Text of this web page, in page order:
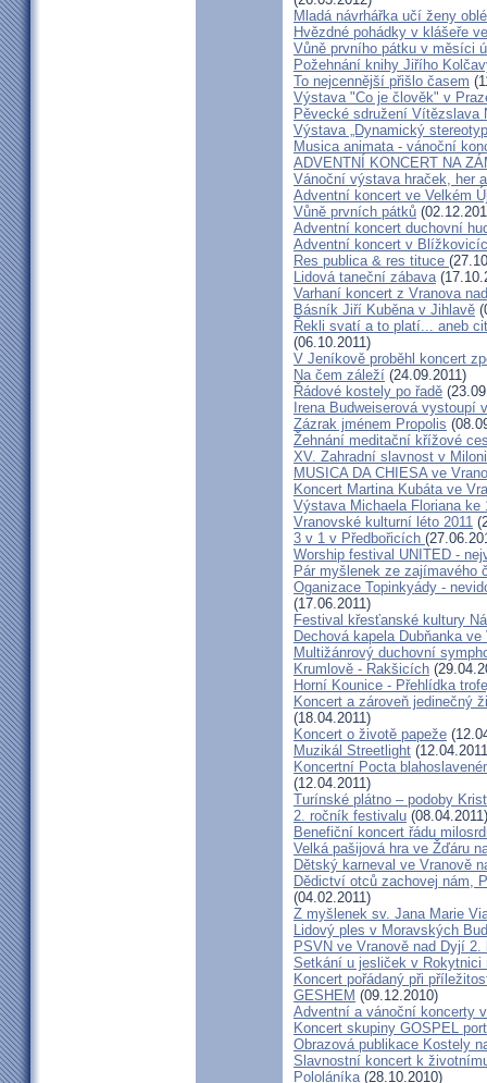
Mladá návrhářka učí ženy
Hvězdné pohádky v klášeře
Vůně prvního pátku v měsíci
Požehnání knihy Jiřího
To nejcennější přišlo časem
Výstava "Co je člověk" v
Pěvecké sdružení Vítězslava
Výstava „Dynamický
Musica animata - vánoční
ADVENTNÍ KONCERT NA
Vánoční výstava hraček, her
Adventní koncert ve Velkém
Vůně prvních pátků
Adventní koncert duchovní
Adventní koncert v
Res publica & res tituce
Lidová taneční zábava
Varhaní koncert z Vranova
Básník Jiří Kuběna v Jihlavě
Řekli svatí a to platí... aneb
(06.10.2011)
V Jeníkově proběhl koncert
Na čem záleží (24.09.2011)
Řádové kostely po řadě
Irena Budweiserová vystoupí
Zázrak jménem Propolis
Žehnání meditační křížové
XV. Zahradní slavnost v
MUSICA DA CHIESA ve
Koncert Martina Kubáta ve
Výstava Michaela Floriana ke
Vranovské kulturní léto 2011
3 v 1 v Předbořicích
Worship festival UNITED -
Pár myšlenek ze zajímavého
Oganizace Topinkyády -
(17.06.2011)
Festival křesťanské kultury
Dechová kapela Dubňanka
Multižánrový duchovní
Krumlově - Rakšicích
Horní Kounice - Přehlídka
Koncert a zároveň jedinečný
(18.04.2011)
Koncert o životě papeže
Muzikál Streetlight
Koncertní Pocta
(12.04.2011)
Turínské plátno – podoby
2. ročník festivalu (08.04.2011)
Benefiční koncert řádu
Velká pašijová hra ve Žďáru
Dětský karneval ve Vranově
Dědictví otců zachovej nám,
(04.02.2011)
Z myšlenek sv. Jana Marie
Lidový ples v Moravských
PSVN ve Vranově nad Dyjí 2.
Setkání u jesliček v Rokytnici
Koncert pořádaný při
GESHEM (09.12.2010)
Adventní a vánoční koncerty
Koncert skupiny GOSPEL port
Obrazová publikace Kostely
Slavnostní koncert k
Pololáníka(28.10.2010)